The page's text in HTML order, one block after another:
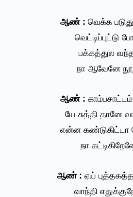
ஆண் : வெக்க
வெட்டிப்புட்டு
பக்கத்துல
நா ஆவேனே
ஆண் :
யே சுத்தி தானே
என்ன கண்டுகிட்டா
நா
ஆண் : ஏய்
வாந்தி